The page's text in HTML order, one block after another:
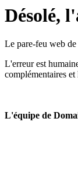
Désolé,
Le pare-feu web de
L'erreur est
complémentaires
L'équipe de